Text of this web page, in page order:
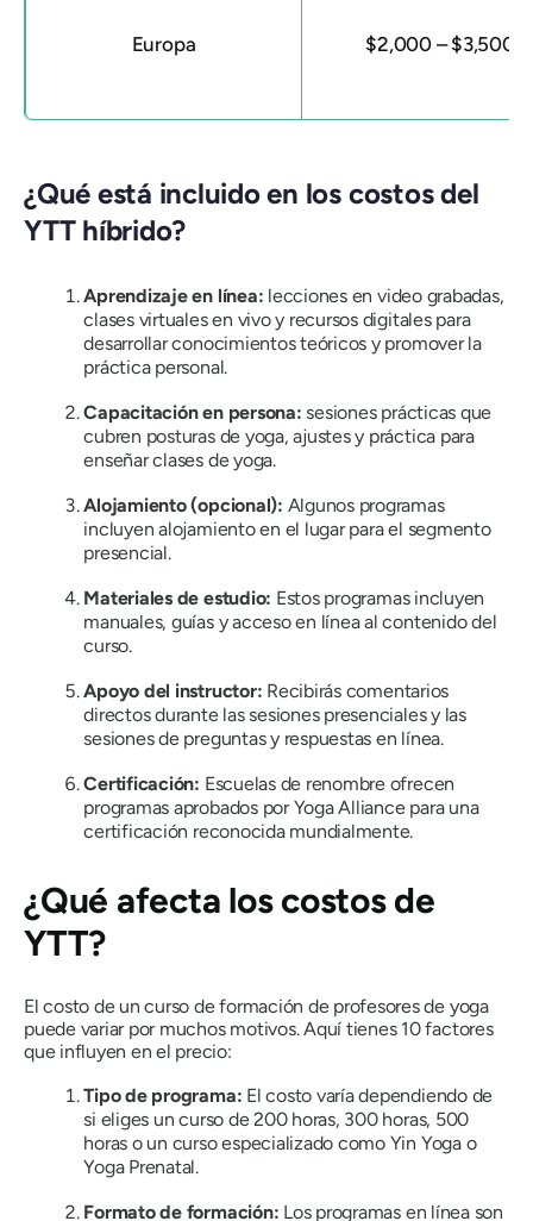
Europa $2,000 – $3,500
¿Qué está incluido en los costos del
YTT híbrido?
Aprendizaje en línea: lecciones en video grabadas,
clases virtuales en vivo y recursos digitales para
desarrollar conocimientos teóricos y promover la
práctica personal.
Capacitación en persona: sesiones prácticas que
cubren posturas de yoga, ajustes y práctica para
enseñar clases de yoga.
Alojamiento (opcional): Algunos programas
incluyen alojamiento en el lugar para el segmento
presencial.
Materiales de estudio: Estos programas incluyen
manuales, guías y acceso en línea al contenido del
curso.
Apoyo del instructor: Recibirás comentarios
directos durante las sesiones presenciales y las
sesiones de preguntas y respuestas en línea.
Certificación: Escuelas de renombre ofrecen
programas aprobados por Yoga Alliance para una
certificación reconocida mundialmente.
¿Qué afecta los costos de
YTT?
El costo de un curso de formación de profesores de yoga
puede variar por muchos motivos. Aquí tienes 10 factores
que influyen en el precio:
Tipo de programa: El costo varía dependiendo de
si eliges un curso de 200 horas, 300 horas, 500
horas o un curso especializado como Yin Yoga o
Yoga Prenatal.
Formato de formación: Los programas en línea son